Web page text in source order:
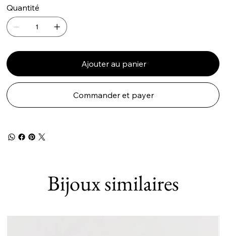
Quantité
Ajouter au panier
Commander et payer
Bijoux similaires